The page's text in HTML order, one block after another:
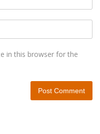
in this browser for the